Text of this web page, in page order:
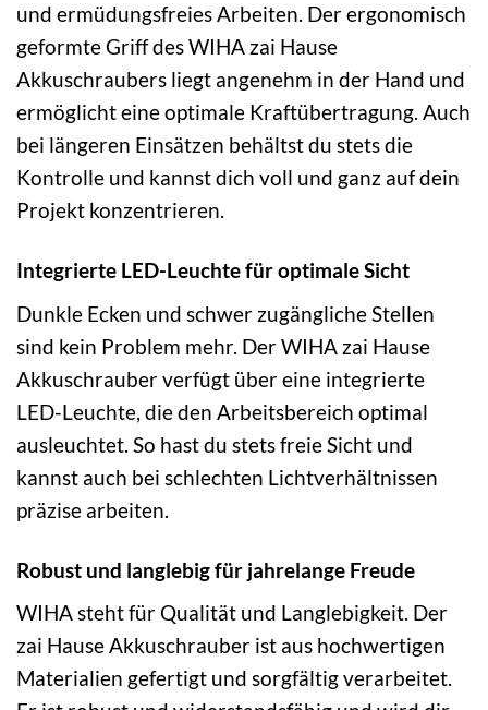
und ermüdungsfreies Arbeiten. Der ergonomisch
geformte Griff des WIHA zai Hause
Akkuschraubers liegt angenehm in der Hand und
ermöglicht eine optimale Kraftübertragung. Auch
bei längeren Einsätzen behältst du stets die
Kontrolle und kannst dich voll und ganz auf dein
Projekt konzentrieren.
Integrierte LED-Leuchte für optimale Sicht
Dunkle Ecken und schwer zugängliche Stellen
sind kein Problem mehr. Der WIHA zai Hause
Akkuschrauber verfügt über eine integrierte
LED-Leuchte, die den Arbeitsbereich optimal
ausleuchtet. So hast du stets freie Sicht und
kannst auch bei schlechten Lichtverhältnissen
präzise arbeiten.
Robust und langlebig für jahrelange Freude
WIHA steht für Qualität und Langlebigkeit. Der
zai Hause Akkuschrauber ist aus hochwertigen
Materialien gefertigt und sorgfältig verarbeitet.